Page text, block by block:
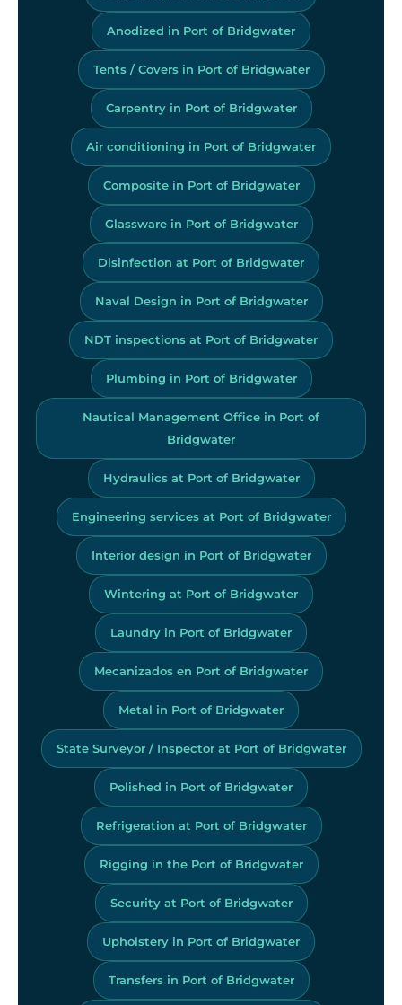
Anodized in Port of Bridgwater
Tents / Covers in Port of Bridgwater
Carpentry in Port of Bridgwater
Air conditioning in Port of Bridgwater
Composite in Port of Bridgwater
Glassware in Port of Bridgwater
Disinfection at Port of Bridgwater
Naval Design in Port of Bridgwater
NDT inspections at Port of Bridgwater
Plumbing in Port of Bridgwater
Nautical Management Office in Port of
Bridgwater
Hydraulics at Port of Bridgwater
Engineering services at Port of Bridgwater
Interior design in Port of Bridgwater
Wintering at Port of Bridgwater
Laundry in Port of Bridgwater
Mecanizados en Port of Bridgwater
Metal in Port of Bridgwater
State Surveyor / Inspector at Port of Bridgwater
Polished in Port of Bridgwater
Refrigeration at Port of Bridgwater
Rigging in the Port of Bridgwater
Security at Port of Bridgwater
Upholstery in Port of Bridgwater
Transfers in Port of Bridgwater